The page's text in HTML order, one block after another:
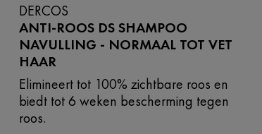
DERCOS
ANTI-ROOS DS SHAMPOO
NAVULLING - NORMAAL TOT VET
HAAR
Elimineert tot 100% zichtbare roos en
biedt tot 6 weken bescherming tegen
roos.